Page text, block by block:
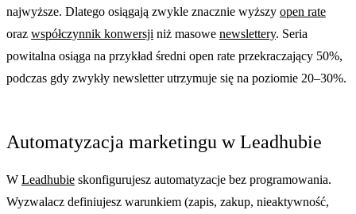
najwyższe. Dlatego osiągają zwykle znacznie wyższy open rate
oraz współczynnik konwersji niż masowe newslettery. Seria
powitalna osiąga na przykład średni open rate przekraczający 50%,
podczas gdy zwykły newsletter utrzymuje się na poziomie 20–30%.
Automatyzacja marketingu w Leadhubie
W Leadhubie skonfigurujesz automatyzacje bez programowania.
Wyzwalacz definiujesz warunkiem (zapis, zakup, nieaktywność,